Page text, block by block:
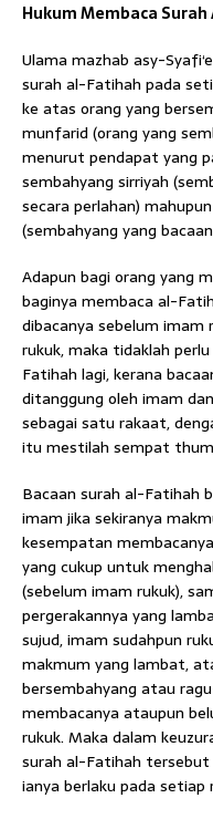
Hukum Membaca
Ulama mazhab asy-
surah al-Fatihah pada
ke atas orang yang
munfarid (orang yang
menurut pendapat yang
sembahyang sirriyah
secara perlahan)
(sembahyang yang
Adapun bagi orang yang
baginya membaca al-
dibacanya sebelum
rukuk, maka tidaklah
Fatihah lagi, kerana
ditanggung oleh imam
sebagai satu rakaat,
itu mestilah sempat
Bacaan surah al-Fatihah
imam jika sekiranya
kesempatan
yang cukup untuk
(sebelum imam rukuk),
pergerakannya yang
sujud, imam sudahpun
makmum yang lambat,
bersembahyang atau
membacanya ataupun
rukuk. Maka dalam
surah al-Fatihah
ianya berlaku pada